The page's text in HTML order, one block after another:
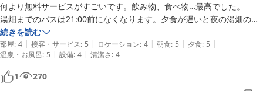
への個別指導を行うとともに、お寄せいただいた貴重なご意見を全
館で共有し、サービス改善に努めてまいります。
次回お越しいただいた際には変わった姿でお出迎えできるよう
またのご来館を、スタッフ一同心よりお待ち申し上げております。
ラビスタ草津ヒルズ　副支配人　河西
ラビスタ草津ヒルズ（共立リゾート）
何より無料サービスがすごいです。飲み物、食べ物…最高でした。
湯畑までのバスは21:00前になくなります。夕食が遅いと夜の湯畑のバ
スには間に合わないので徒歩で行きました。坂道ではありますが、10
分程度で着くのでよい運動になります！
貸切風呂が予約なしなのもとてもいいです！空いている所にすぐ入れる
手軽さはは何度もリピートしたくなる理由だと思いました。
部屋にテラスもついています。テラスの隅の方も掃除して頂けるともっ
続きを読む
部屋: 4 | 接客・サービス: 5 | ロケーション: 4 | 朝食: 5 | 夕食: 5 |
温泉・お風呂: 5 | 設備: 4 | 清潔さ: 4
1 270